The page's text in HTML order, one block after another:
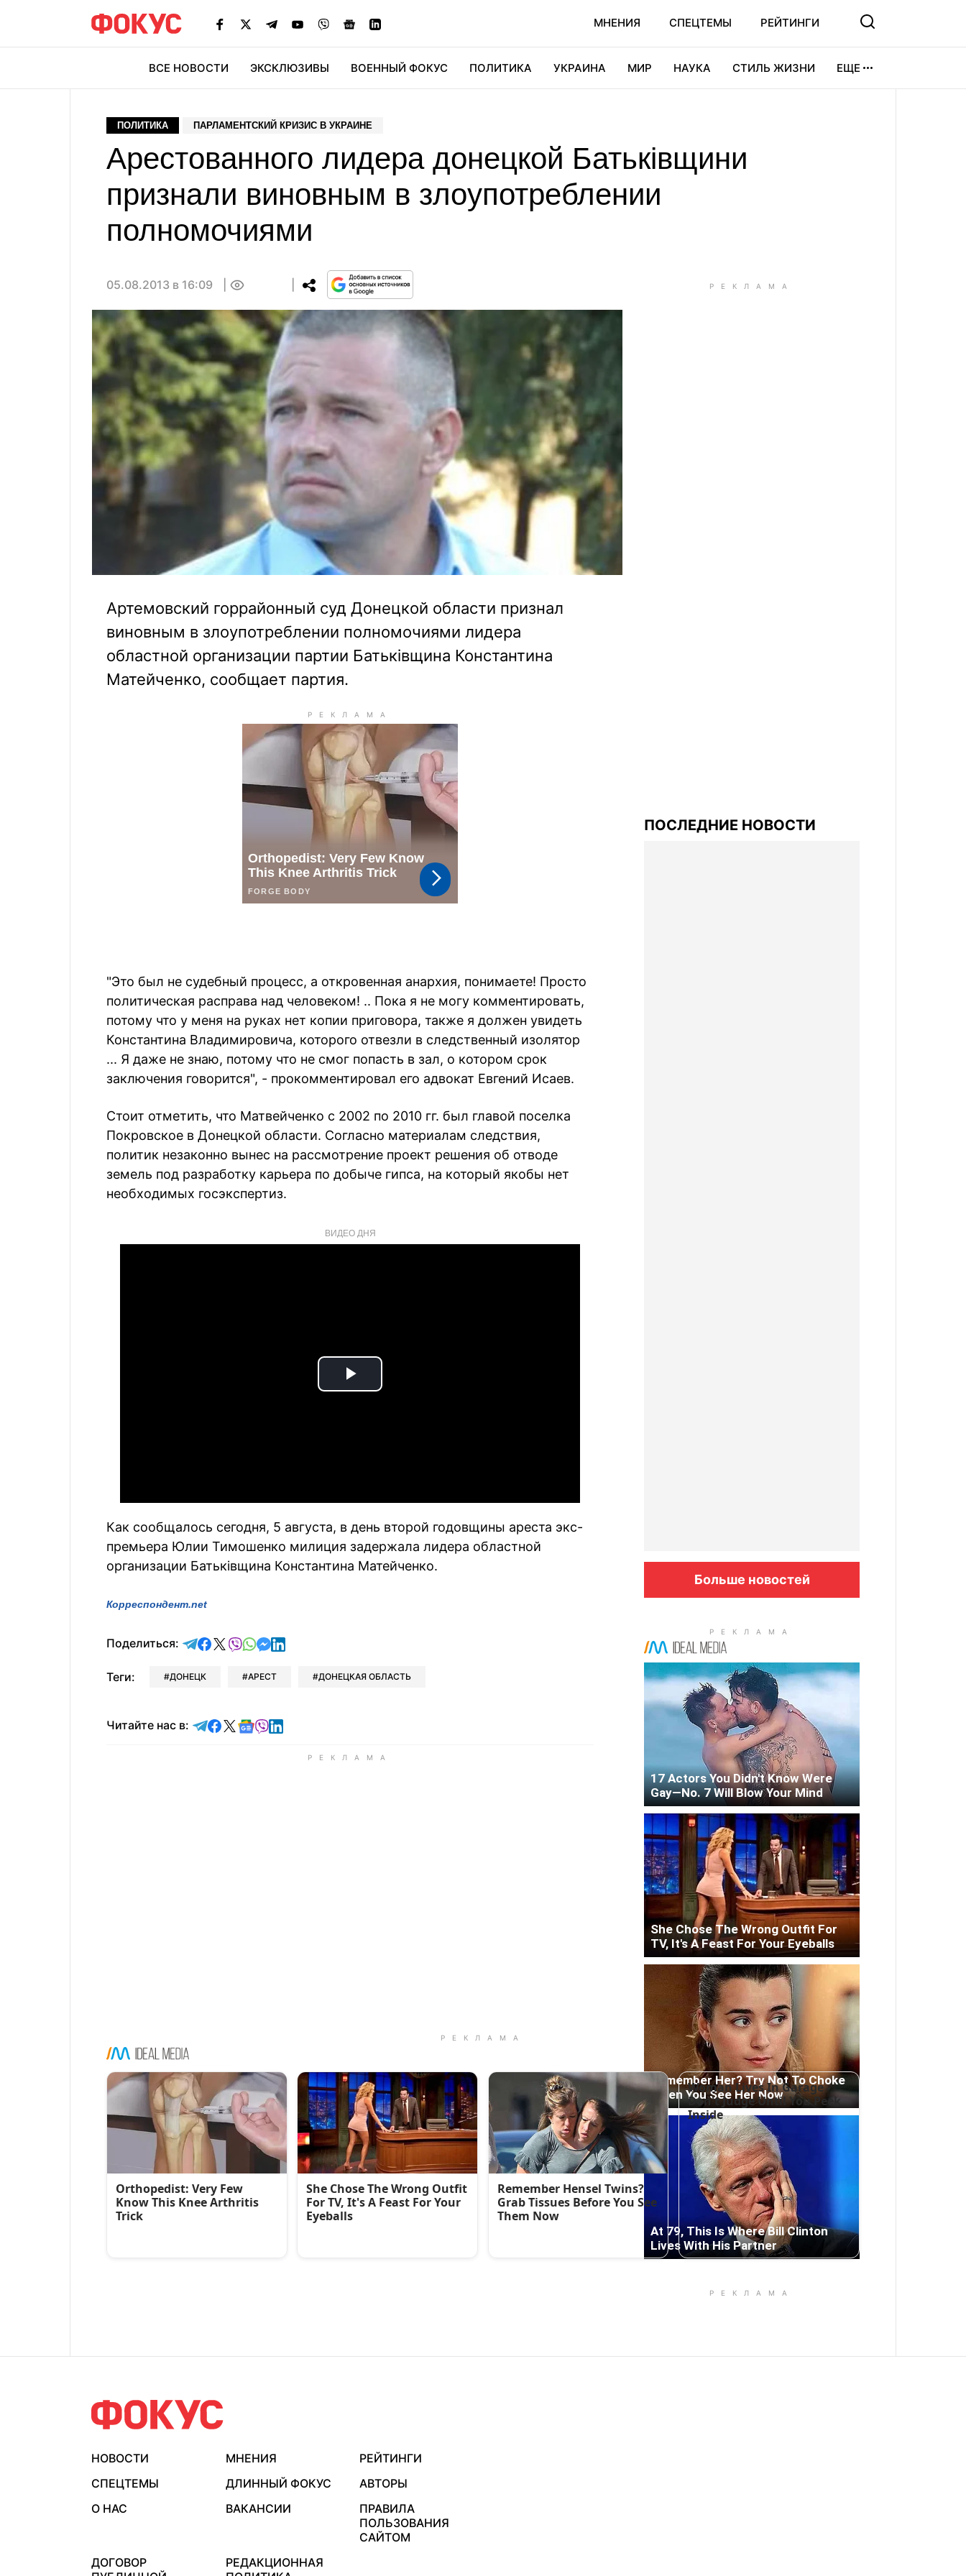
МНЕНИЯ СПЕЦТЕМЫ РЕЙТИНГИ
ВСЕ НОВОСТИ ЭКСКЛЮЗИВЫ ВОЕННЫЙ ФОКУС ПОЛИТИКА УКРАИНА МИР НАУКА СТИЛЬ ЖИЗНИ ЕЩЕ
ПОЛИТИКА ПАРЛАМЕНТСКИЙ КРИЗИС В УКРАИНЕ
Арестованного лидера донецкой Батьківщини
признали виновным в злоупотреблении
полномочиями
05.08.2013 в 16:09
Артемовский горрайонный суд Донецкой области признал
виновным в злоупотреблении полномочиями лидера
областной организации партии Батьківщина Константина
Матейченко, сообщает партия.
"Это был не судебный процесс, а откровенная анархия, понимаете! Просто
политическая расправа над человеком! .. Пока я не могу комментировать,
потому что у меня на руках нет копии приговора, также я должен увидеть
Константина Владимировича, которого отвезли в следственный изолятор
... Я даже не знаю, потому что не смог попасть в зал, о котором срок
заключения говорится", - прокомментировал его адвокат Евгений Исаев.
Стоит отметить, что Матвейченко с 2002 по 2010 гг. был главой поселка
Покровское в Донецкой области. Согласно материалам следствия,
политик незаконно вынес на рассмотрение проект решения об отводе
земель под разработку карьера по добыче гипса, на который якобы нет
необходимых госэкспертиз.
ВИДЕО ДНЯ
Play
Как сообщалось сегодня, 5 августа, в день второй годовщины ареста экс-
премьера Юлии Тимошенко милиция задержала лидера областной
организации Батьківщина Константина Матейченко.
Корреспондент.net
Поделиться: отправить в Telegram
поделиться в Facebook
поделиться в X
отправить в Viber
отправить в Whatsapp
отправить в Messenger
отправить в LinkedIn
Теги: ДОНЕЦК АРЕСТ ДОНЕЦКАЯ ОБЛАСТЬ
Читайте нас в: Читайте в Telegram
Читайте в Facebook
Читайте в X
Читайте в Google news
Читайте в Viber
Читайте в LinkedIn
ПОСЛЕДНИЕ НОВОСТИ
Больше новостей
НОВОСТИ МНЕНИЯ
РЕЙТИНГИ
СПЕЦТЕМЫ
ДЛИННЫЙ ФОКУС
АВТОРЫ
О НАС
ВАКАНСИИ
ПРАВИЛА
ПОЛЬЗОВАНИЯ
САЙТОМ
ДОГОВОР
РЕДАКЦИОННАЯ